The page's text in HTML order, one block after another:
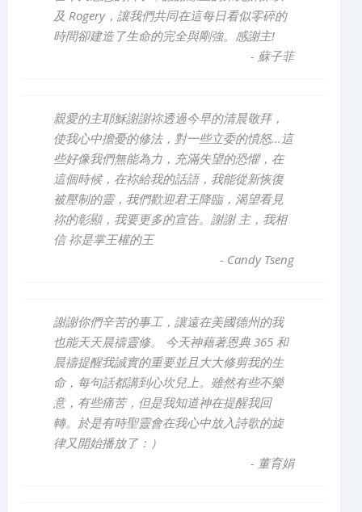
及 Rogery，讓我們共同在這每日看似零碎的
時間卻建造了生命的完全與剛強。感謝主!
- 蘇子菲
親愛的主耶穌謝謝祢透過今早的清晨敬拜，
使我心中擔憂的修法，對一些立委的憤怒...這
些好像我們無能為力，充滿失望的恐懼，在
這個時候，在祢給我的話語，我能從新恢復
被壓制的靈，我們歡迎君王降臨，渴望看見
祢的彰顯，我要更多的宣告。謝謝 主，我相
信 祢是掌王權的王
- Candy Tseng
謝謝你們辛苦的事工，讓遠在美國德州的我
也能天天晨禱靈修。 今天神藉著恩典 365 和
晨禱提醒我誠實的重要並且大大修剪我的生
命，每句話都講到心坎兒上。雖然有些不樂
意，有些痛苦，但是我知道神在提醒我回
轉。於是有時聖靈會在我心中放入詩歌的旋
律又開始播放了：）
- 董育娟